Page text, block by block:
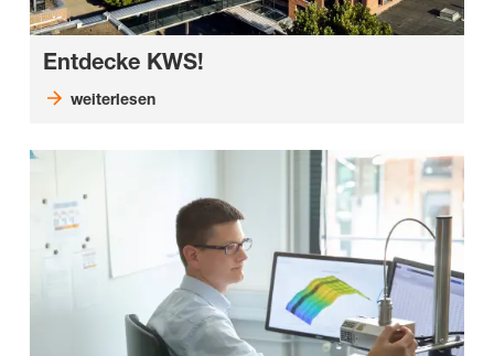
Entdecke KWS!
weiterlesen